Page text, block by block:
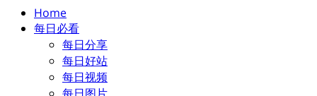
Home
每日必看
每日分享
每日好站
每日视频